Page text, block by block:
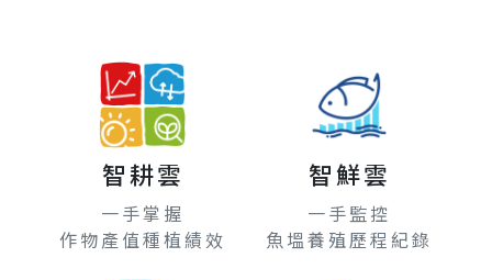
智耕雲
一手掌握
作物產值種植績效
智鮮雲
一手監控
魚塭養殖歷程紀錄